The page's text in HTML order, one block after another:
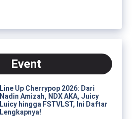
Event
Line Up Cherrypop 2026: Dari
Nadin Amizah, NDX AKA, Juicy
Luicy hingga FSTVLST, Ini Daftar
Lengkapnya!